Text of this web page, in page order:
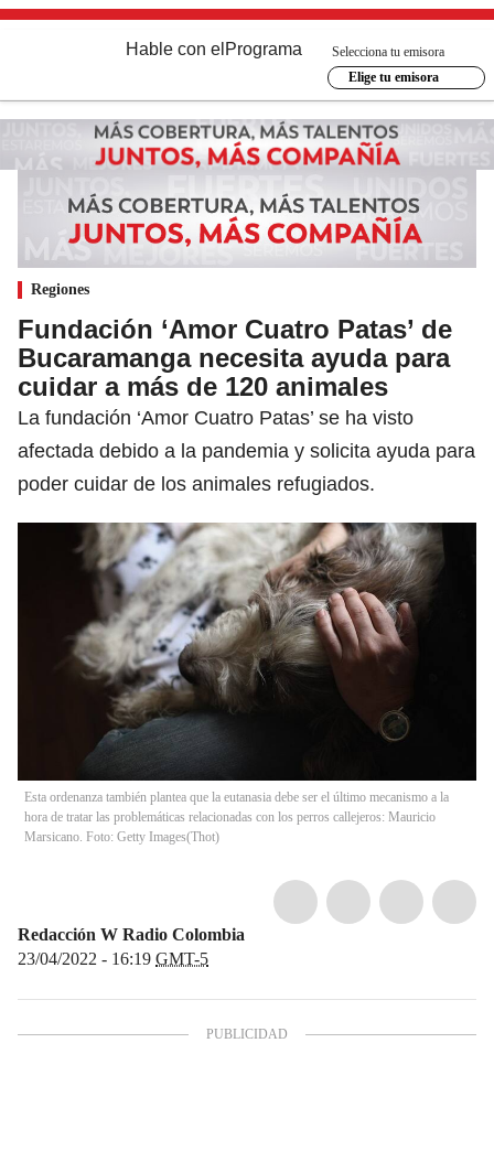
Hable con el Programa
Selecciona tu emisora
Elige tu emisora
Regiones
Fundación ‘Amor Cuatro Patas’ de
Bucaramanga necesita ayuda para
cuidar a más de 120 animales
La fundación ‘Amor Cuatro Patas’ se ha visto
afectada debido a la pandemia y solicita ayuda para
poder cuidar de los animales refugiados.
Esta ordenanza también plantea que la eutanasia debe ser el último mecanismo a la
hora de tratar las problemáticas relacionadas con los perros callejeros: Mauricio
Marsicano. Foto: Getty Images(Thot)
Redacción W Radio Colombia
23/04/2022 - 16:19 GMT-5